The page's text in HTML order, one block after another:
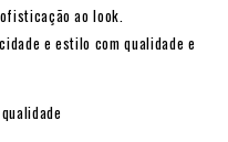
ao look.
e estilo com qualidade e